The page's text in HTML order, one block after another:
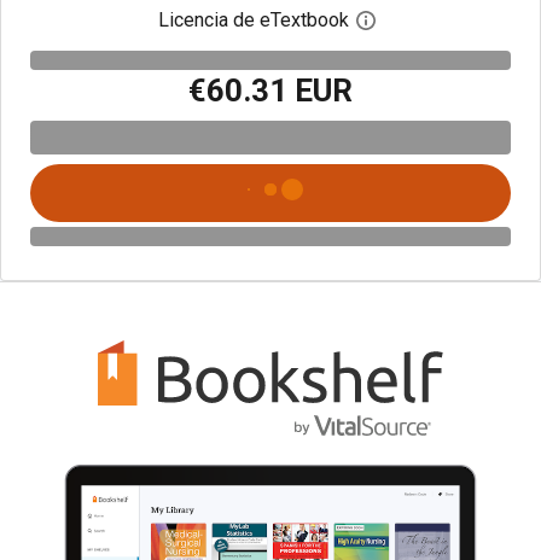
Licencia de eTextbook Abre el cuadro de
€60.31 EUR